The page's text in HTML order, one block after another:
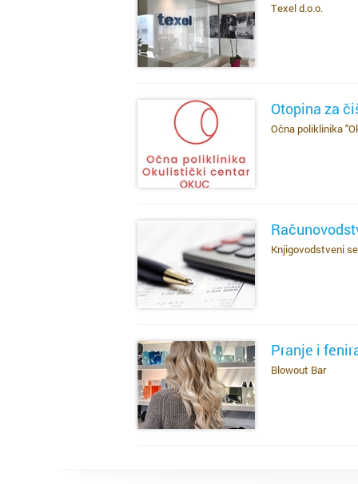
Texel d.o.o.
Otopina za
Očna poliklinika
Knjigovodstveni
Pranje i
Blowout Bar